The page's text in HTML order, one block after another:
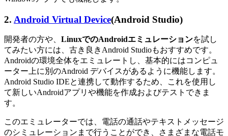
2. Android Virtual Device(Android Studio)
開発者の方や、 LinuxでのAndroidエミュレーションを試し
てみたい方には、古き良きAndroid Studioもおすすめです。
Androidの環境全体をエミュレートし、基本的にはコンピュ
ーター上に別のAndroid デバイスがあるように機能します。
Android Studio IDEと連携して動作するため、これを使用し
て新しいAndroidアプリや機能を作成およびテストできま
す。
このエミュレーターでは、電話の通話やテキストメッセージ
のシミュレーションまで行うことができ、さまざまな電話モ